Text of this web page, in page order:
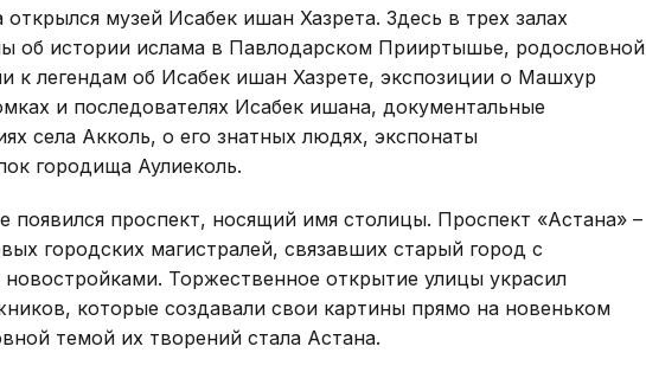
музей Исабек ишан Хазрета. Здесь в трех залах
об истории ислама в Павлодарском Прииртышье, родословной
к легендам об Исабек ишан Хазрете, экспозиции о Машхур
и последователях Исабек ишана, документальные
села Акколь, о его знатных людях, экспонаты
городища Аулиеколь.
появился проспект, носящий имя столицы. Проспект «Астана» –
городских магистралей, связавших старый город с
Торжественное открытие улицы украсил
которые создавали свои картины прямо на новеньком
темой их творений стала Астана.